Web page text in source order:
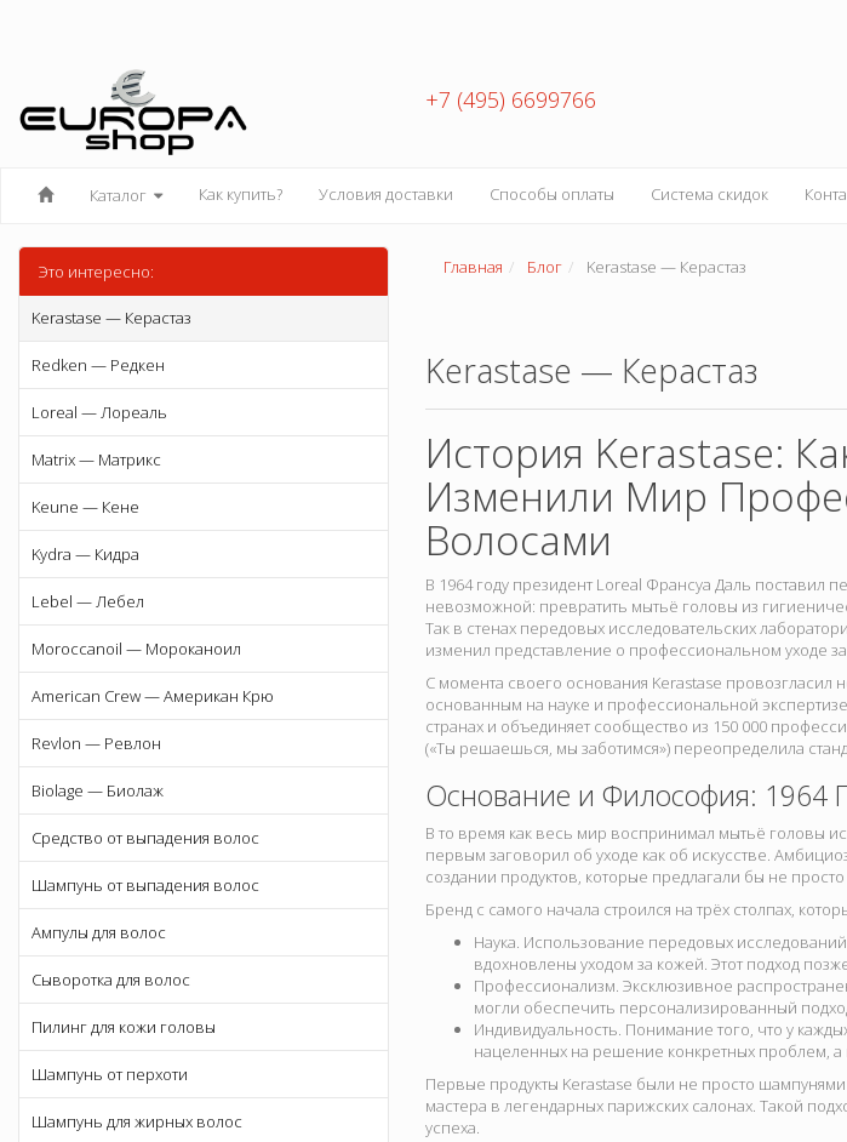
+7 (495) 6699766
Каталог Как купить? Условия доставки Способы оплаты Система скидок
Это интересно:
Kerastase — Керастаз
Redken — Редкен
Loreal — Лореаль
Matrix — Матрикс
Keune — Кене
Kydra — Кидра
Lebel — Лебел
Moroccanoil — Мороканоил
American Crew — Американ Крю
Revlon — Ревлон
Biolage — Биолаж
Средство от выпадения волос
Шампунь от выпадения волос
Ампулы для волос
Сыворотка для волос
Пилинг для кожи головы
Шампунь от перхоти
Шампунь для жирных волос
Главная Блог Kerastase — Керастаз
Kerastase — Керастаз
История Kerastase:
Изменили Мир
Волосами
В 1964 году президент Loreal Франсуа Даль поставил
невозможной: превратить мытьё головы из
Так в стенах передовых исследовательских
изменил представление о профессиональном уходе
С момента своего основания Kerastase провозгласил
основанным на науке и профессиональной
странах и объединяет сообщество из 150 000
(«Ты решаешься, мы заботимся») переопределила
Основание и Философия: 1964
В то время как весь мир воспринимал мытьё головы
первым заговорил об уходе как об искусстве.
создании продуктов, которые предлагали бы не
Бренд с самого начала строился на трёх столпах,
Наука. Использование передовых
вдохновлены уходом за кожей. Этот подход
Профессионализм. Эксклюзивное
могли обеспечить персонализированный
Индивидуальность. Понимание того, что у
нацеленных на решение конкретных проблем,
Первые продукты Kerastase были не просто
мастера в легендарных парижских салонах. Такой
успеха.